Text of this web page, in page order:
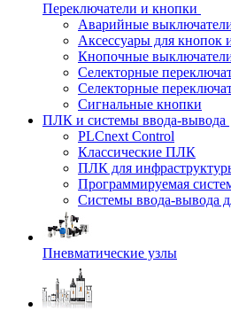
Переключатели и кнопки
Аварийные
Аксессуары для кнопок
Кнопочные
Селекторные
Селекторные
Сигнальные кнопки
ПЛК и системы ввода-вывода
PLCnext Control
Классические ПЛК
ПЛК для
Программируемая
Системы ввода-вывода
Пневматические узлы